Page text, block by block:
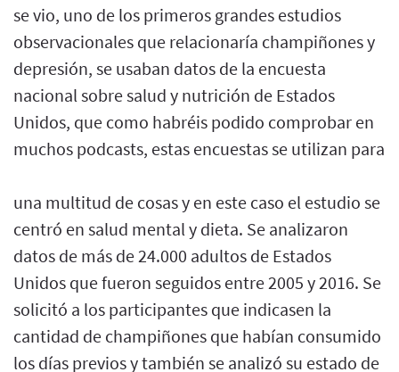
se vio, uno de los primeros grandes estudios
observacionales que relacionaría champiñones y
depresión, se usaban datos de la encuesta
nacional sobre salud y nutrición de Estados
Unidos, que como habréis podido comprobar en
muchos podcasts, estas encuestas se utilizan para
una multitud de cosas y en este caso el estudio se
centró en salud mental y dieta. Se analizaron
datos de más de 24.000 adultos de Estados
Unidos que fueron seguidos entre 2005 y 2016. Se
solicitó a los participantes que indicasen la
cantidad de champiñones que habían consumido
los días previos y también se analizó su estado de